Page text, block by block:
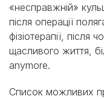
«несправжній»
після операції
фізіотерапії, після
щасливого життя,
anymore.
Список можливих